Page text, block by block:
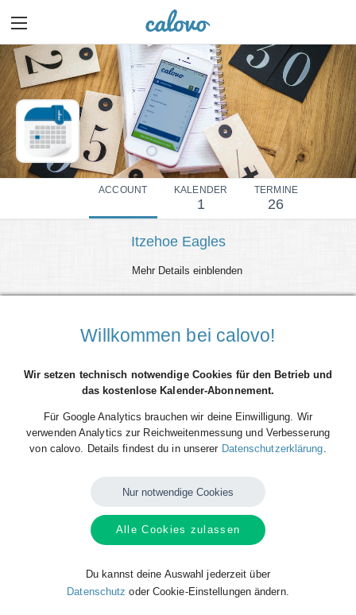
ACCOUNT KALENDER
1
TERMINE
26
Itzehoe Eagles
Mehr Details einblenden
VerfügbareKalendervonItzehoe Eagles
Willkommen bei calovo!
Wir setzen technisch notwendige Cookies für den Betrieb und
das kostenlose Kalender-Abonnement.
Für Google Analytics brauchen wir deine Einwilligung. Wir
verwenden Analytics zur Reichweitenmessung und Verbesserung
von calovo. Details findest du in unserer Datenschutzerklärung
Nur notwendige Cookies
Alle Cookies zulassen
Du kannst deine Auswahl jederzeit über
Datenschutz oder Cookie-Einstellungen ändern.